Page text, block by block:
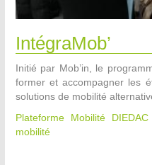
IntégraMob’
Initié par Mob’in, le
former et accompagner les
solutions de mobilité
Plateforme Mobilité
mobilité